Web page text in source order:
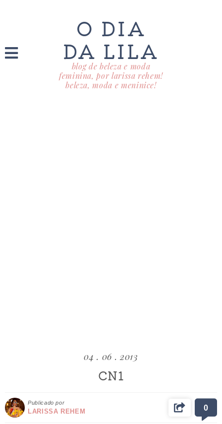
O DIA
DA LILA
blog de beleza e moda
feminina, por larissa rehem!
beleza, moda e meninice!
04 . 06 . 2013
CN1
Publicado por
LARISSA REHEM 0